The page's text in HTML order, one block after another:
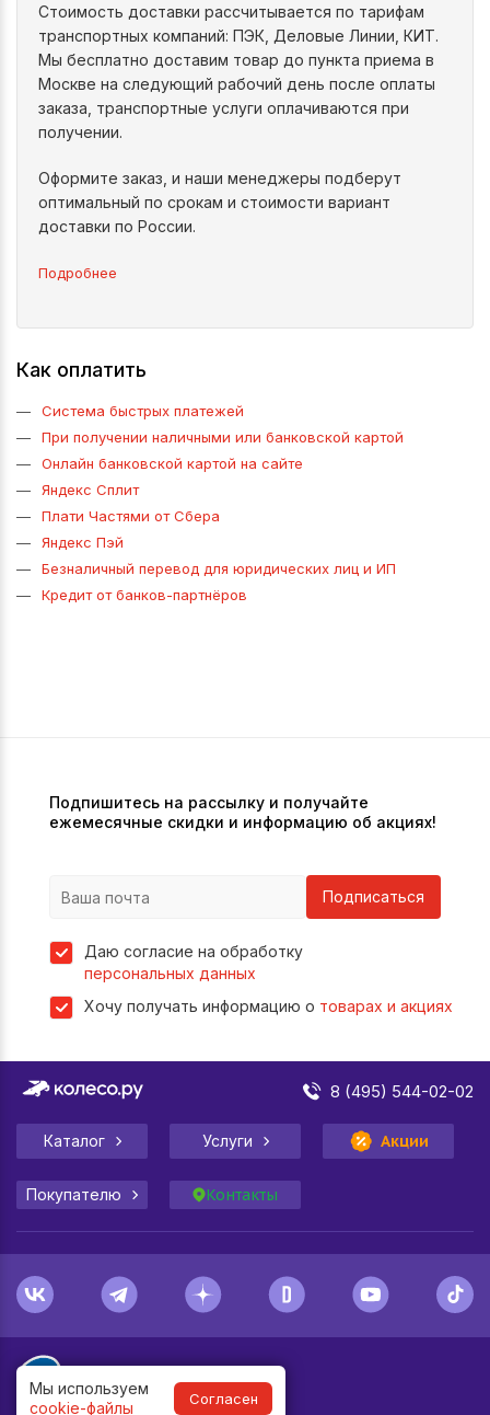
Мы используем
cookie-файлы
Согласен
Стоимость доставки рассчитывается по тарифам
транспортных компаний: ПЭК, Деловые Линии, КИТ.
Мы бесплатно доставим товар до пункта приема в
Москве на следующий рабочий день после оплаты
заказа, транспортные услуги оплачиваются при
получении.
Оформите заказ, и наши менеджеры подберут
оптимальный по срокам и стоимости вариант
доставки по России.
Подробнее
Как оплатить
Система быстрых платежей
При получении наличными или банковской картой
Онлайн банковской картой на сайте
Яндекс Сплит
Плати Частями от Сбера
Яндекс Пэй
Безналичный перевод для юридических лиц и ИП
Кредит от банков-партнёров
Подпишитесь на рассылку и получайте
ежемесячные скидки и информацию об акциях!
Подписаться
Даю согласие на обработку
персональных данных
Хочу получать информацию о товарах и акциях
8 (495) 544-02-02
Каталог Услуги Акции
Покупателю Контакты